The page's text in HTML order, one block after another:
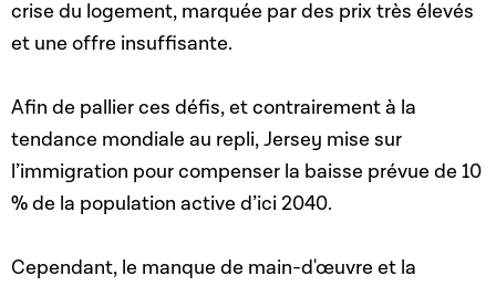
crise du logement, marquée par des prix très élevés
et une offre insuffisante.
Afin de pallier ces défis, et contrairement à la
tendance mondiale au repli, Jersey mise sur
l’immigration pour compenser la baisse prévue de 10
% de la population active d’ici 2040.
Cependant, le manque de main-d'œuvre et la